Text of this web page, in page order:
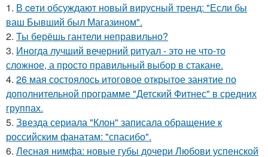
1. В ceти обсуждают новый вирусный тренд: "Если бы
ваш Бывший был Магазином".
2. Ты берёшь гантели неправильно?
3. Иногда лучший вечерний ритуал - это не что-то
сложное, а просто правильный выбор в стакане.
4. 26 мая состоялось итоговое открытое занятие по
дополнительной программе "Детский Фитнес" в средних
группах.
5. Звезда сериала "Клон" записала обращение к
российским фанатам: "спасибо".
6. Лесная нимфа: новые губы дочери Любови успенской